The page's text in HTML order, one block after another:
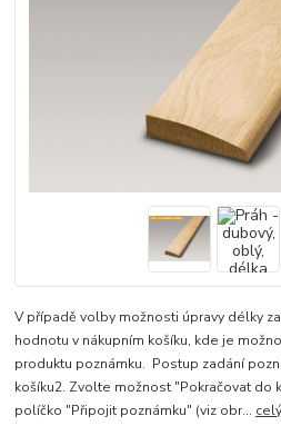
V případě volby možnosti úpravy délky
hodnotu v nákupním košíku, kde je
produktu poznámku. Postup zadání
košíku2. Zvolte možnost "Pokračovat do
políčko "Připojit poznámku" (viz obr...